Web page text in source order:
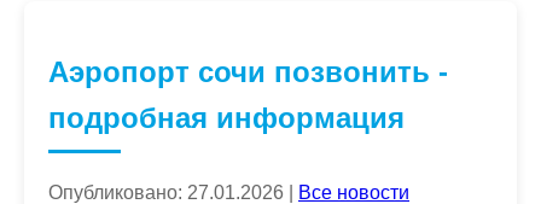
Аэропорт сочи позвонить -
подробная информация
Опубликовано: 27.01.2026 | Все новости